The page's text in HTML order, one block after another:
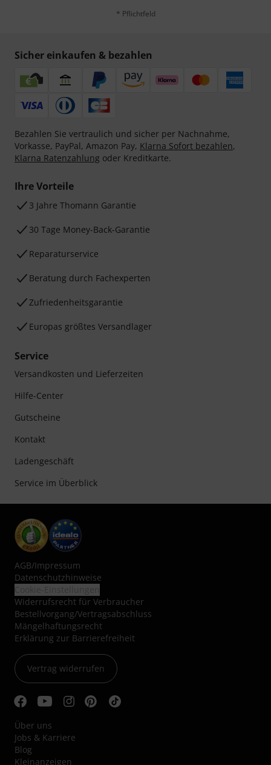
* Pflichtfeld
Sicher einkaufen & bezahlen
Bezahlen Sie vertraulich und sicher per Nachnahme,
Vorkasse, PayPal, Amazon Pay, Klarna Sofort bezahlen,
Klarna Ratenzahlung oder Kreditkarte.
Ihre Vorteile
3 Jahre Thomann Garantie
30 Tage Money-Back-Garantie
Reparaturservice
Beratung durch Fachexperten
Zufriedenheitsgarantie
Europas größtes Versandlager
Service
Versandkosten und Lieferzeiten
Hilfe-Center
Gutscheine
Kontakt
Ladengeschäft
Service im Überblick
AGB/Impressum
Datenschutzhinweise
Widerrufsrecht für Verbraucher
Bestellvorgang/Vertragsabschluss
Mängelhaftungsrecht
Erklärung zur Barrierefreiheit
Vertrag widerrufen
Über uns
Jobs & Karriere
Blog
Kleinanzeigen